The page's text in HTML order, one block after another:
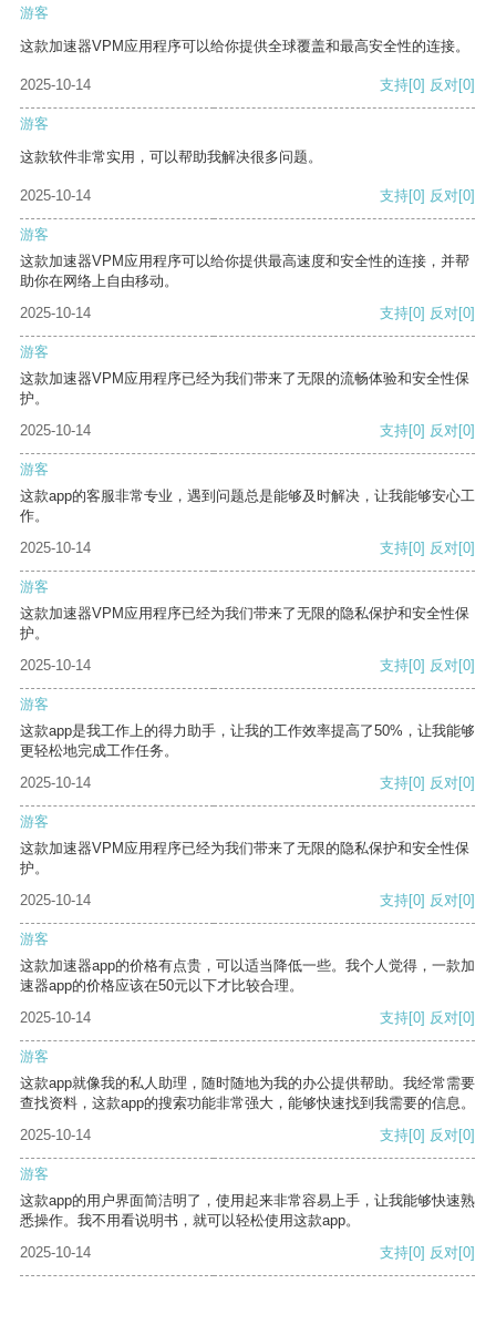
游客
这款加速器VPM应用程序可以给你提供全球覆盖和最高安全性的连接。
2025-10-14 支持[0] 反对[0]
游客
这款软件非常实用，可以帮助我解决很多问题。
2025-10-14 支持[0] 反对[0]
游客
这款加速器VPM应用程序可以给你提供最高速度和安全性的连接，并帮
助你在网络上自由移动。
2025-10-14
支持[0] 反对[0]
游客
这款加速器VPM应用程序已经为我们带来了无限的流畅体验和安全性保
护。
2025-10-14
支持[0] 反对[0]
游客
这款app的客服非常专业，遇到问题总是能够及时解决，让我能够安心工
作。
2025-10-14
支持[0] 反对[0]
游客
这款加速器VPM应用程序已经为我们带来了无限的隐私保护和安全性保
护。
2025-10-14
支持[0] 反对[0]
游客
这款app是我工作上的得力助手，让我的工作效率提高了50%，让我能够
更轻松地完成工作任务。
2025-10-14
支持[0] 反对[0]
游客
这款加速器VPM应用程序已经为我们带来了无限的隐私保护和安全性保
护。
2025-10-14
支持[0] 反对[0]
游客
这款加速器app的价格有点贵，可以适当降低一些。我个人觉得，一款加
速器app的价格应该在50元以下才比较合理。
2025-10-14
支持[0] 反对[0]
游客
这款app就像我的私人助理，随时随地为我的办公提供帮助。我经常需要
查找资料，这款app的搜索功能非常强大，能够快速找到我需要的信息。
2025-10-14
支持[0] 反对[0]
游客
这款app的用户界面简洁明了，使用起来非常容易上手，让我能够快速熟
悉操作。我不用看说明书，就可以轻松使用这款app。
2025-10-14
支持[0] 反对[0]